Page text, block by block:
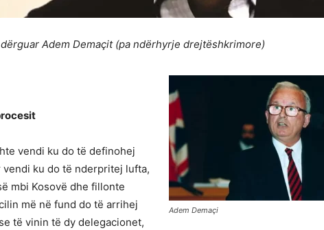
Adem Demaçit (pa ndërhyrje drejtëshkrimore)
Adem Demaçi
vendi ku do të definohej
vendi ku do të nderpritej lufta,
mbi Kosovë dhe fillonte
më në fund do të arrihej
të vinin të dy delegacionet,